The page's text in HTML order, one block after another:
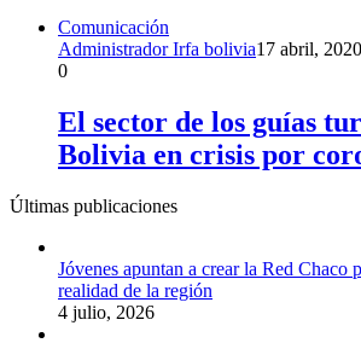
Comunicación
Administrador Irfa bolivia17 abril, 2020
0
El sector de los guías
Bolivia en crisis por
Últimas publicaciones
Jóvenes apuntan a crear la Red Chaco
realidad de la región
4 julio, 2026